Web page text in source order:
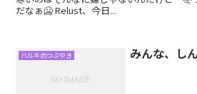
だなぁ🥶 Relust、今日...
ハルキのつぶやき みんな、し